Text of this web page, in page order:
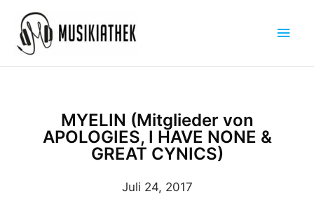
Inhalt
springen
MYELIN (Mitglieder von
APOLOGIES, I HAVE NONE &
GREAT CYNICS)
Juli 24, 2017